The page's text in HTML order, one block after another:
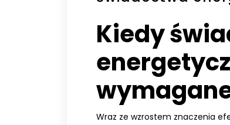
Kiedy
Wraz ze wzrostem znaczenia